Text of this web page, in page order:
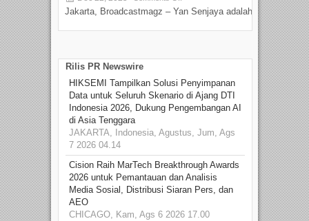
Jakarta, Broadcastmagz – Yan Senjaya adalah...
Rilis PR Newswire
HIKSEMI Tampilkan Solusi Penyimpanan
Data untuk Seluruh Skenario di Ajang DTI
Indonesia 2026, Dukung Pengembangan AI
di Asia Tenggara
JAKARTA, Indonesia, Agustus, Jum, Ags
7 2026 04.14
Cision Raih MarTech Breakthrough Awards
2026 untuk Pemantauan dan Analisis
Media Sosial, Distribusi Siaran Pers, dan
AEO
CHICAGO, Kam, Ags 6 2026 17.00